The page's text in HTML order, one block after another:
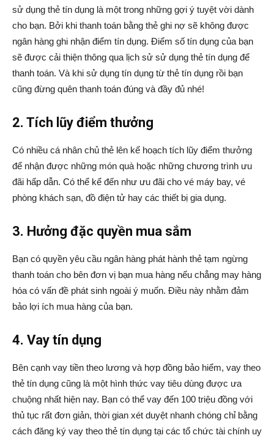
sử dụng thẻ tín dụng là một trong những gợi ý tuyệt vời dành
cho bạn. Bởi khi thanh toán bằng thẻ ghi nợ sẽ không được
ngân hàng ghi nhận điểm tín dụng. Điểm số tín dụng của bạn
sẽ được cải thiện thông qua lịch sử sử dụng thẻ tín dụng để
thanh toán. Và khi sử dụng tín dụng từ thẻ tín dụng rồi bạn
cũng đừng quên thanh toán đúng và đầy đủ nhé!
2. Tích lũy điểm thưởng
Có nhiều cá nhân chủ thẻ lên kế hoạch tích lũy điểm thưởng
để nhận được những món quà hoặc những chương trình ưu
đãi hấp dẫn. Có thể kể đến như ưu đãi cho vé máy bay, vé
phòng khách sạn, đồ điện tử hay các thiết bị gia dụng.
3. Hưởng đặc quyền mua sắm
Bạn có quyền yêu cầu ngân hàng phát hành thẻ tạm ngừng
thanh toán cho bên đơn vị bạn mua hàng nếu chẳng may hàng
hóa có vấn đề phát sinh ngoài ý muốn. Điều này nhằm đảm
bảo lợi ích mua hàng của bạn.
4. Vay tín dụng
Bên cạnh vay tiền theo lương và hợp đồng bảo hiểm, vay theo
thẻ tín dụng cũng là một hình thức vay tiêu dùng được ưa
chuộng nhất hiện nay. Bạn có thể vay đến 100 triệu đồng với
thủ tục rất đơn giản, thời gian xét duyệt nhanh chóng chỉ bằng
cách đăng ký vay theo thẻ tín dụng tại các tổ chức tài chính uy